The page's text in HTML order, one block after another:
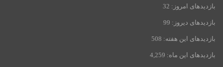
بازدیدهای امروز: 32
بازدیدهای دیروز: 99
بازدیدهای این هفته: 508
بازدیدهای این ماه: 4,259